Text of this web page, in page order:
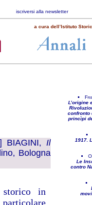
iscriversi alla newsletter
a cura dell’Istituto
BIAGINI,Il
Bologna
storico in
L’origine
confronto
princìpi
1917.
Le
contro